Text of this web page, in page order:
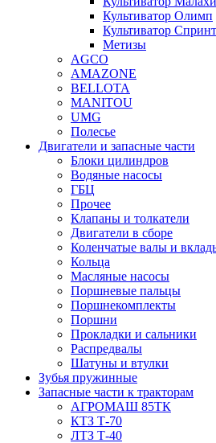
Культиватор Олимп
Культиватор Спринт
Метизы
AGCO
AMAZONE
BELLOTA
MANITOU
UMG
Полесье
Двигатели и запасные части
Блоки цилиндров
Водяные насосы
ГБЦ
Прочее
Клапаны и толкатели
Двигатели в сборе
Коленчатые валы и
Кольца
Масляные насосы
Поршневые пальцы
Поршнекомплекты
Поршни
Прокладки и сальники
Распредвалы
Шатуны и втулки
Зубья пружинные
Запасные части к тракторам
АГРОМАШ 85ТК
КТЗ Т-70
ЛТЗ Т-40